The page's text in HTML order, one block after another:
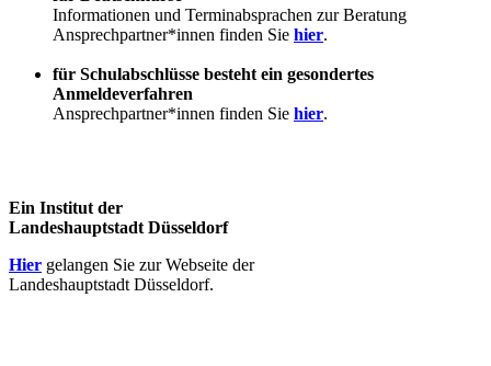
Informationen und Terminabsprachen zur Beratung
Ansprechpartner*innen finden Sie hier.
für Schulabschlüsse besteht ein gesondertes
Anmeldeverfahren
Ansprechpartner*innen finden Sie hier.
Ein Institut der
Landeshauptstadt Düsseldorf
Hier gelangen Sie zur Webseite der
Landeshauptstadt Düsseldorf.